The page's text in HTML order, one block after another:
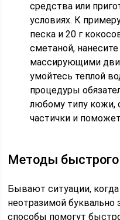
средства или
условиях. К
песка и 20 г
сметаной,
массирующими
умойтесь теплой
процедуры
любому типу кожи,
частички и
Методы
Бывают ситуации,
неотразимой буквально
способы помогут